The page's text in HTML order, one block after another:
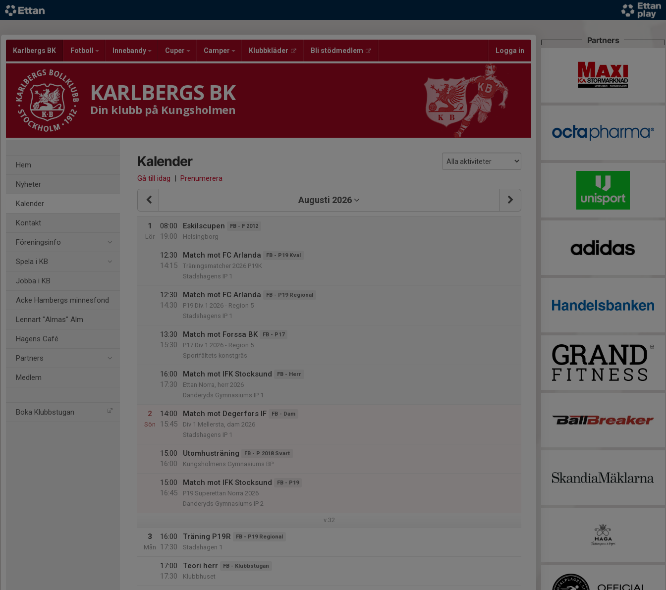
Karlbergs BK Fotboll Innebandy Cuper Camper Klubbkläder Bli stödmedlem Logga in
KARLBERGS BK
Din klubb på Kungsholmen
Hem
Nyheter
Kalender
Kontakt
Föreningsinfo
Spela i KB
Jobba i KB
Acke Hambergs minnesfond
Lennart "Almas" Alm
Hagens Café
Partners
Medlem
Boka Klubbstugan
Kalender
Gå till idag | Prenumerera
Augusti 2026
1
Lör
08:00
19:00
Eskilscupen FB - F 2012
Helsingborg
12:30
14:15
Match mot FC Arlanda FB - P19 Kval
Träningsmatcher 2026 P19K
Stadshagens IP 1
12:30
14:30
Match mot FC Arlanda FB - P19 Regional
P19 Div.1 2026 - Region 5
Stadshagens IP 1
13:30
15:30
Match mot Forssa BK FB - P17
P17 Div.1 2026 - Region 5
Sportfältets konstgräs
16:00
17:30
Match mot IFK Stocksund FB - Herr
Ettan Norra, herr 2026
Danderyds Gymnasiums IP 1
2
Sön
14:00
15:45
Match mot Degerfors IF FB - Dam
Div 1 Mellersta, dam 2026
Stadshagens IP 1
15:00
16:00
Utomhusträning FB - P 2018 Svart
Kungsholmens Gymnasiums BP
15:00
16:45
Match mot IFK Stocksund FB - P19
P19 Superettan Norra 2026
Danderyds Gymnasiums IP 2
v.32
3
Mån
16:00
17:30
Träning P19R FB - P19 Regional
Stadshagen 1
17:00
17:30
Teori herr FB - Klubbstugan
Klubbhuset
Partners